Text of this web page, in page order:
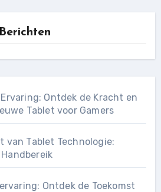
Ontdek de Kracht en
Tablet voor Gamers
van Tablet Technologie:
Ontdek de Toekomst